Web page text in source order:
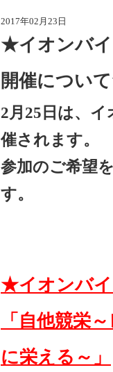
2017年02月23日
★イオンバイ
開催につい
2月25日は、
催されます。
参加のご希望
す。
★イオンバ
「自他競栄
に栄える～」